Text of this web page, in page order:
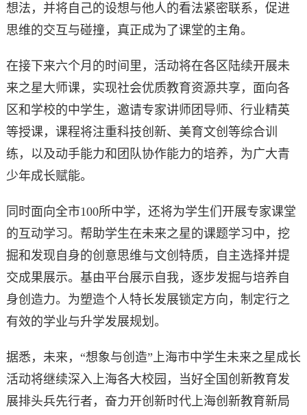
想法，并将自己的设想与他人的看法紧密联系，促进
思维的交互与碰撞，真正成为了课堂的主角。
在接下来六个月的时间里，活动将在各区陆续开展未
来之星大师课，实现社会优质教育资源共享，面向各
区和学校的中学生，邀请专家讲师团导师、行业精英
等授课，课程将注重科技创新、美育文创等综合训
练，以及动手能力和团队协作能力的培养，为广大青
少年成长赋能。
同时面向全市100所中学，还将为学生们开展专家课堂
的互动学习。帮助学生在未来之星的课题学习中，挖
掘和发现自身的创意思维与文创特质，自主选择并提
交成果展示。基由平台展示自我，逐步发掘与培养自
身创造力。为塑造个人特长发展锁定方向，制定行之
有效的学业与升学发展规划。
据悉，未来，“想象与创造”上海市中学生未来之星成长
活动将继续深入上海各大校园，当好全国创新教育发
展排头兵先行者，奋力开创新时代上海创新教育新局